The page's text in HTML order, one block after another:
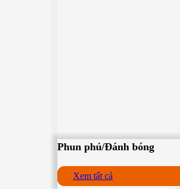
Phun phủ/Đánh bóng
Xem tất cả